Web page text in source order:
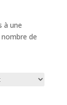
à une
de